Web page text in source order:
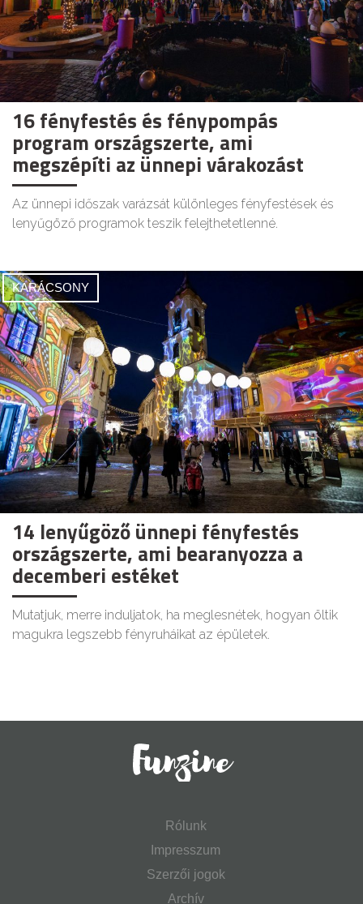
16 fényfestés és fénypompás
program országszerte, ami
megszépíti az ünnepi várakozást
Az ünnepi időszak varázsát különleges fényfestések és
lenyűgöző programok teszik felejthetetlenné.
KARÁCSONY
14 lenyűgöző ünnepi fényfestés
országszerte, ami bearanyozza a
decemberi estéket
Mutatjuk, merre induljatok, ha meglesnétek, hogyan öltik
magukra legszebb fényruháikat az épületek.
Rólunk
Impresszum
Szerzői jogok
Archív